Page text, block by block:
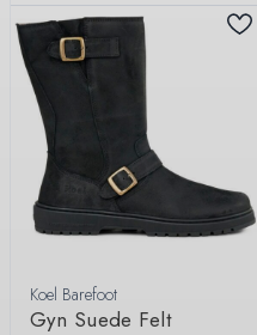
Koel Barefoot
Gyn Suede Felt